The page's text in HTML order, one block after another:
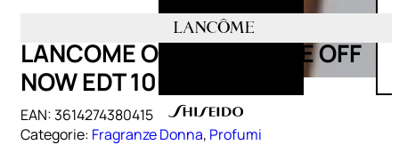
LANCOME O DE LANCOME OFF
NOW EDT 100 ML
EAN:3614274380415
Categorie: Fragranze Donna, Profumi